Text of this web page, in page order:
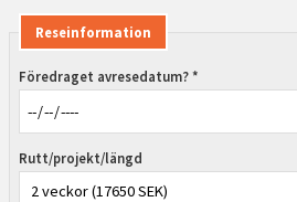
Reseinformation
Föredraget avresedatum? *
Rutt/projekt/längd